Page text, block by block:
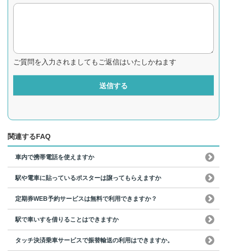
ご質問を入力されましてもご返信はいたしかねます
送信する
関連するFAQ
車内で携帯電話を使えますか
駅や電車に貼っているポスターは譲ってもらえますか
定期券WEB予約サービスは無料で利用できますか？
駅で車いすを借りることはできますか
タッチ決済乗車サービスで振替輸送の利用はできますか。